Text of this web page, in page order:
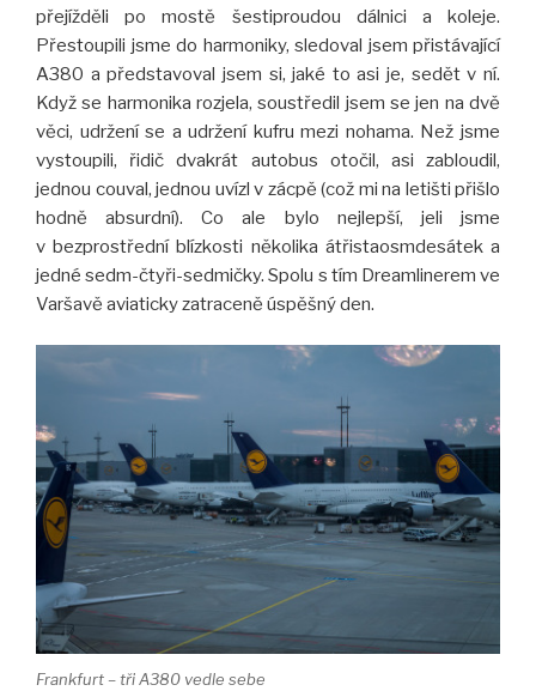
přejížděli po mostě šestiproudou dálnici a koleje.
Přestoupili jsme do harmoniky, sledoval jsem přistávající
A380 a představoval jsem si, jaké to asi je, sedět v ní.
Když se harmonika rozjela, soustředil jsem se jen na dvě
věci, udržení se a udržení kufru mezi nohama. Než jsme
vystoupili, řidič dvakrát autobus otočil, asi zabloudil,
jednou couval, jednou uvízl v zácpě (což mi na letišti přišlo
hodně absurdní). Co ale bylo nejlepší, jeli jsme
v bezprostřední blízkosti několika átřistaosmdesátek a
jedné sedm-čtyři-sedmičky. Spolu s tím Dreamlinerem ve
Varšavě aviaticky zatraceně úspěšný den.
Frankfurt – tři A380 vedle sebe